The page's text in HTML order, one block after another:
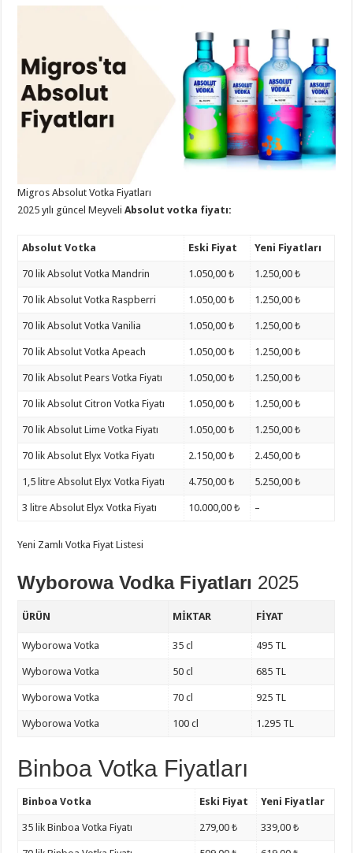
Migros Absolut Votka Fiyatları
2025 yılı güncel MeyveliAbsolut votka fiyatı:
Absolut Votka Eski Fiyat Yeni Fiyatları
70 lik Absolut Votka Mandrin 1.050,00 ₺ 1.250,00 ₺
70 lik Absolut Votka Raspberri 1.050,00 ₺ 1.250,00 ₺
70 lik Absolut Votka Vanilia 1.050,00 ₺ 1.250,00 ₺
70 lik Absolut Votka Apeach 1.050,00 ₺ 1.250,00 ₺
70 lik Absolut Pears Votka Fiyatı 1.050,00 ₺ 1.250,00 ₺
70 lik Absolut Citron Votka Fiyatı 1.050,00 ₺ 1.250,00 ₺
70 lik Absolut Lime Votka Fiyatı 1.050,00 ₺ 1.250,00 ₺
70 lik Absolut Elyx Votka Fiyatı 2.150,00 ₺ 2.450,00 ₺
1,5 litre Absolut Elyx Votka Fiyatı 4.750,00 ₺ 5.250,00 ₺
3 litre Absolut Elyx Votka Fiyatı 10.000,00 ₺ –
Yeni Zamlı Votka Fiyat Listesi
Wyborowa Vodka Fiyatları 2025
ÜRÜN MIKTAR FIYAT
Wyborowa Votka 35 cl 495 TL
Wyborowa Votka 50 cl 685 TL
Wyborowa Votka 70 cl 925 TL
Wyborowa Votka 100 cl 1.295 TL
Binboa Votka Fiyatları
Binboa Votka Eski Fiyat Yeni Fiyatlar
35 lik Binboa Votka Fiyatı 279,00 ₺ 339,00 ₺